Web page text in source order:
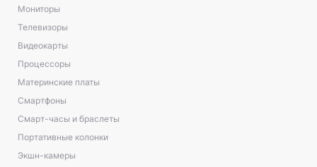
Мониторы
Телевизоры
Видеокарты
Процессоры
Материнские платы
Смартфоны
Смарт-часы и браслеты
Портативные колонки
Экшн-камеры